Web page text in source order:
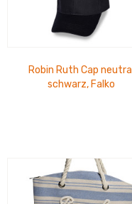
Robin Ruth Cap neutral
schwarz, Falko